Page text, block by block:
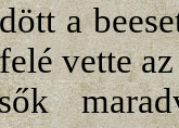
a
vette